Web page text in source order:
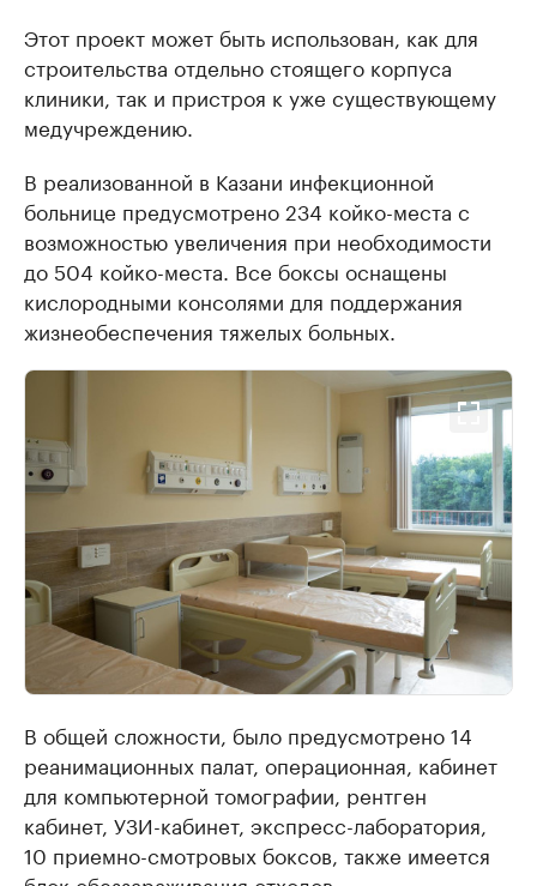
Этот проект может быть использован, как для
строительства отдельно стоящего корпуса
клиники, так и пристроя к уже существующему
медучреждению.
В реализованной в Казани инфекционной
больнице предусмотрено 234 койко-места с
возможностью увеличения при необходимости
до 504 койко-места. Все боксы оснащены
кислородными консолями для поддержания
жизнеобеспечения тяжелых больных.
В общей сложности, было предусмотрено 14
реанимационных палат, операционная, кабинет
для компьютерной томографии, рентген
кабинет, УЗИ-кабинет, экспресс-лаборатория,
10 приемно-смотровых боксов, также имеется